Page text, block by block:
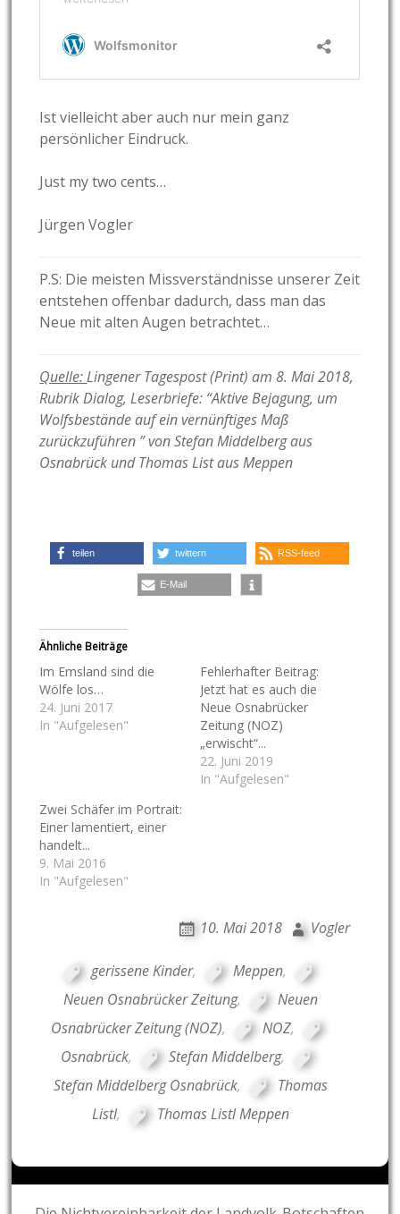
Ist vielleicht aber auch nur mein ganz
persönlicher Eindruck.
Just my two cents…
Jürgen Vogler
P.S: Die meisten Missverständnisse unserer Zeit
entstehen offenbar dadurch, dass man das
Neue mit alten Augen betrachtet…
Quelle:Lingener Tagespost (Print) am 8. Mai 2018,
Rubrik Dialog, Leserbriefe: “Aktive Bejagung, um
Wolfsbestände auf ein vernünftiges Maß
zurückzuführen ” von Stefan Middelberg aus
Osnabrück und Thomas List aus Meppen
teilen twittern RSS-feed
E-Mail
Ähnliche Beiträge
Im Emsland sind die
Wölfe los…
24. Juni 2017
In "Aufgelesen"
Fehlerhafter Beitrag:
Jetzt hat es auch die
Neue Osnabrücker
Zeitung (NOZ)
„erwischt“...
22. Juni 2019
In "Aufgelesen"
Zwei Schäfer im Portrait:
Einer lamentiert, einer
handelt...
9. Mai 2016
In "Aufgelesen"
10. Mai 2018 Vogler
gerissene Kinder, Meppen,
Neuen Osnabrücker Zeitung,
Neuen
Osnabrücker Zeitung (NOZ), NOZ,
Osnabrück, Stefan Middelberg,
Stefan Middelberg Osnabrück,
Thomas
Listl, Thomas Listl Meppen
Post